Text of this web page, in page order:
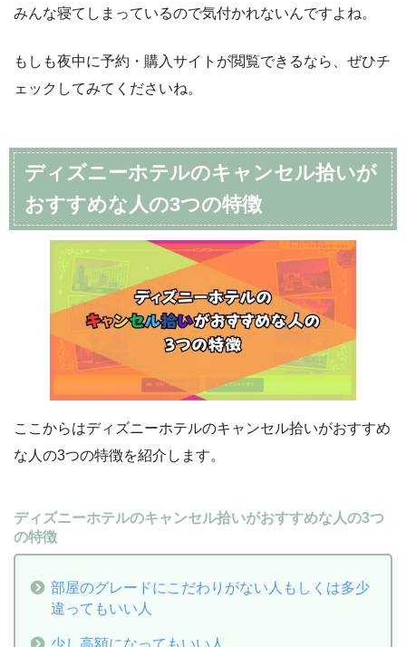
みんな寝てしまっているので気付かれないんですよね。
もしも夜中に予約・購入サイトが閲覧できるなら、ぜひチ
ェックしてみてくださいね。
ディズニーホテルのキャンセル拾いが
おすすめな人の3つの特徴
ここからはディズニーホテルのキャンセル拾いがおすすめ
な人の3つの特徴を紹介します。
ディズニーホテルのキャンセル拾いがおすすめな人の3つ
の特徴
部屋のグレードにこだわりがない人もしくは多少
違ってもいい人
少し高額になってもいい人